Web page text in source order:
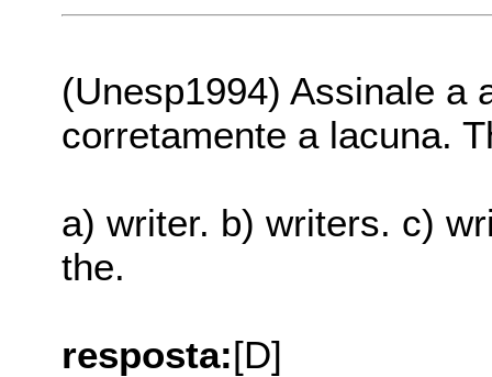
(Unesp1994) Assinale a
corretamente a lacuna.
a) writer. b) writers. c)
the.
resposta:[D]